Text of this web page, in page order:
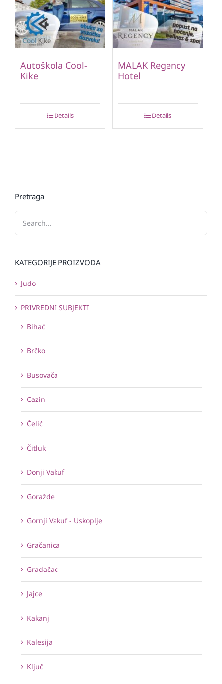
Autoškola Cool-
Kike
Details
MALAK Regency
Hotel
Details
Pretraga
KATEGORIJE PROIZVODA
Judo
PRIVREDNI SUBJEKTI
Bihać
Brčko
Busovača
Cazin
Čelić
Čitluk
Donji Vakuf
Goražde
Gornji Vakuf - Uskoplje
Gračanica
Gradačac
Jajce
Kakanj
Kalesija
Ključ